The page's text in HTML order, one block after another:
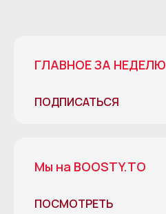
ГЛАВНОЕ ЗА НЕДЕЛЮ
ПОДПИСАТЬСЯ
Мы на BOOSTY.TO
ПОСМОТРЕТЬ